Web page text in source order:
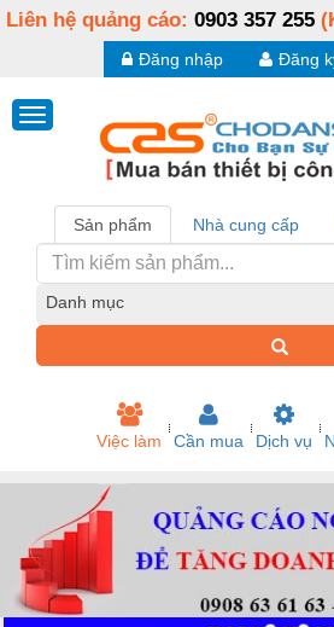
Liên hệ quảng cáo: 0903 357 255
Đăng
Đăng nhập
Sản phẩm Nhà cung cấp
Danh mục
Việc làm Cần mua Dịch vụ